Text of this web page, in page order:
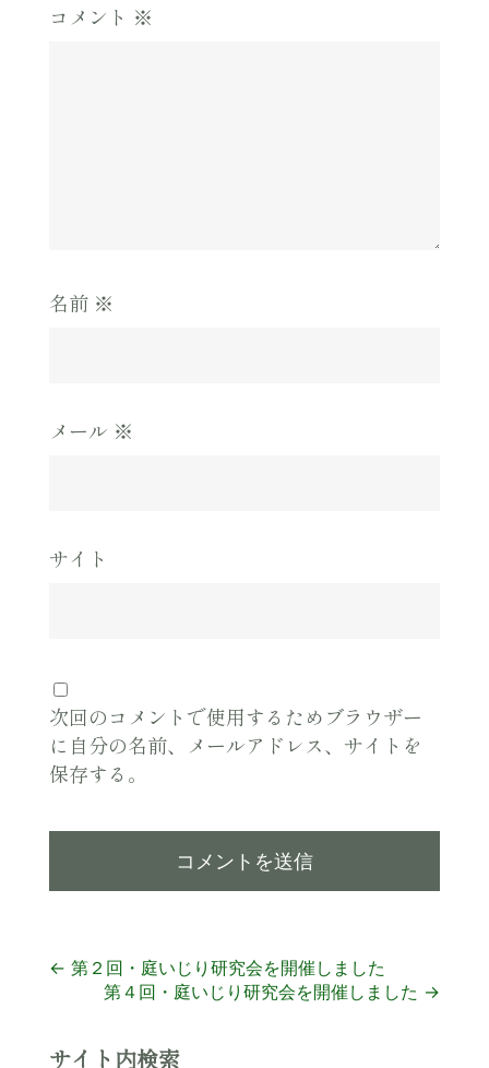
コメント ※
名前 ※
メール ※
サイト
次回のコメントで使用するためブラウザー
に自分の名前、メールアドレス、サイトを
保存する。
投
ナ
← 第２回・庭いじり研究会を開催しました
第４回・庭いじり研究会を開催しました →
サイト内検索